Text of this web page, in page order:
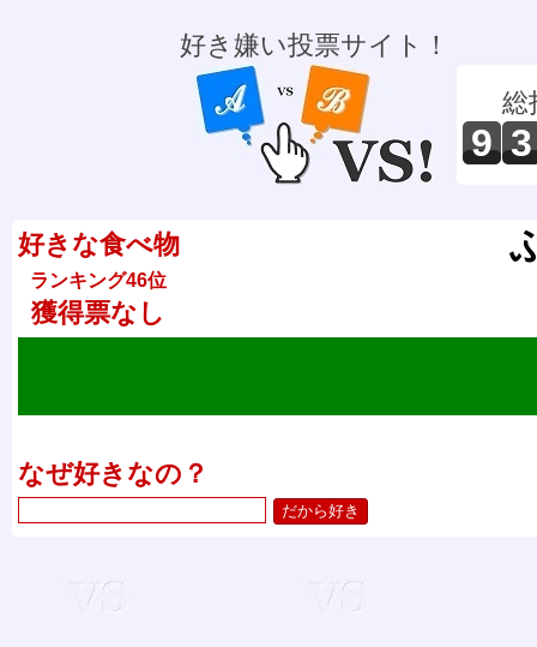
好き嫌い投票サイト！
総
9 3
好きな食べ物
ランキング46位
獲得票なし
なぜ好きなの？